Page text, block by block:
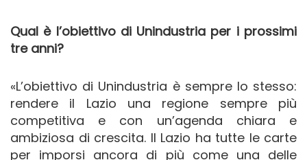
Qual è l’obiettivo di Unindustria per i prossimi
tre anni?
«L’obiettivo di Unindustria è sempre lo stesso:
rendere il Lazio una regione sempre più
competitiva e con un’agenda chiara e
ambiziosa di crescita. Il Lazio ha tutte le carte
per imporsi ancora di più come una delle